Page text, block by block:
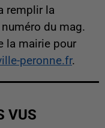
remplir la
du mag.
la mairie pour
peronne.fr.
VUS